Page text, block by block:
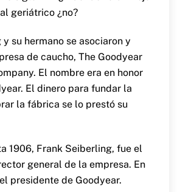
geriátrico ¿no?
su hermano se asociaron y
de caucho, The Goodyear
El nombre era en honor
El dinero para fundar la
la fábrica se lo prestó su
1906, Frank Seiberling, fue el
general de la empresa. En
presidente de Goodyear.